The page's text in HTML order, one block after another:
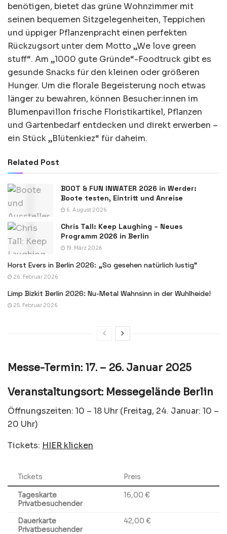
benötigen, bietet das grüne Wohnzimmer mit
seinen bequemen Sitzgelegenheiten, Teppichen
und üppiger Pflanzenpracht einen perfekten
Rückzugsort unter dem Motto „We love green
stuff“. Am „1000 gute Gründe“-Foodtruck gibt es
gesunde Snacks für den kleinen oder größeren
Hunger. Um die florale Begeisterung noch etwas
länger zu bewahren, können Besucher:innen im
Blumenpavillon frische Floristikartikel, Pflanzen
und Gartenbedarf entdecken und direkt erwerben –
ein Stück „Blütenkiez“ für daheim.
Related Post
BOOT & FUN INWATER 2026 in Werder:
Boote testen, Eintritt und Anreise
6. August 2026
Chris Tall: Keep Laughing – Neues
Programm 2026 in Berlin
19. März 2026
Horst Evers in Berlin 2026: „So gesehen natürlich lustig“
26. Februar 2026
Limp Bizkit Berlin 2026: Nu-Metal Wahnsinn in der Wuhlheide!
25. Februar 2026
Messe-Termin: 17. – 26. Januar 2025
Veranstaltungsort: Messegelände Berlin
Öffnungszeiten: 10 – 18 Uhr (Freitag, 24. Januar: 10 –
20 Uhr)
Tickets: HIER klicken
Tickets Preis
Tageskarte
Privatbesuchender
16,00 €
Dauerkarte
Privatbesuchender
42,00 €